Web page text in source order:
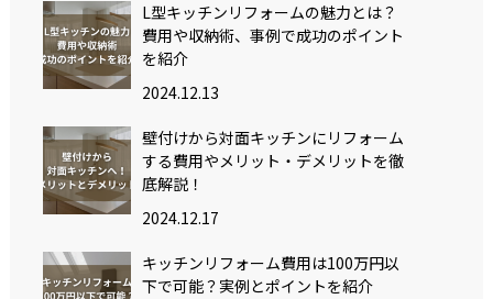
L型キッチンリフォームの魅力とは？
費用や収納術、事例で成功のポイント
を紹介
2024.12.13
壁付けから対面キッチンにリフォーム
する費用やメリット・デメリットを徹
底解説！
2024.12.17
キッチンリフォーム費用は100万円以
下で可能？実例とポイントを紹介